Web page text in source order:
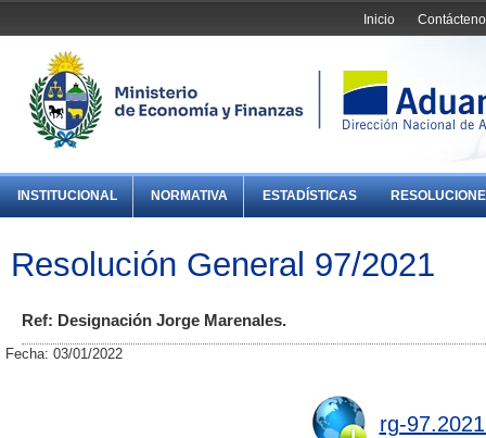
Inicio
INSTITUCIONAL NORMATIVA ESTADÍSTICAS
Resolución General 97/2021
Ref: Designación Jorge Marenales.
Fecha: 03/01/2022
rg-